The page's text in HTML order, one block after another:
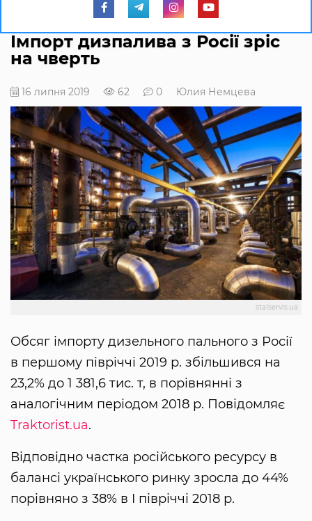
Імпорт дизпалива з Росії зріс
на чверть
16 липня 2019 62 0 Юлия Немцева
stalservis.ua
Обсяг імпорту дизельного пального з Росії
в першому півріччі 2019 р. збільшився на
23,2% до 1 381,6 тис. т, в порівнянні з
аналогічним періодом 2018 р. Повідомляє
Traktorist.ua.
Відповідно частка російського ресурсу в
балансі українського ринку зросла до 44%
порівняно з 38% в I півріччі 2018 р.